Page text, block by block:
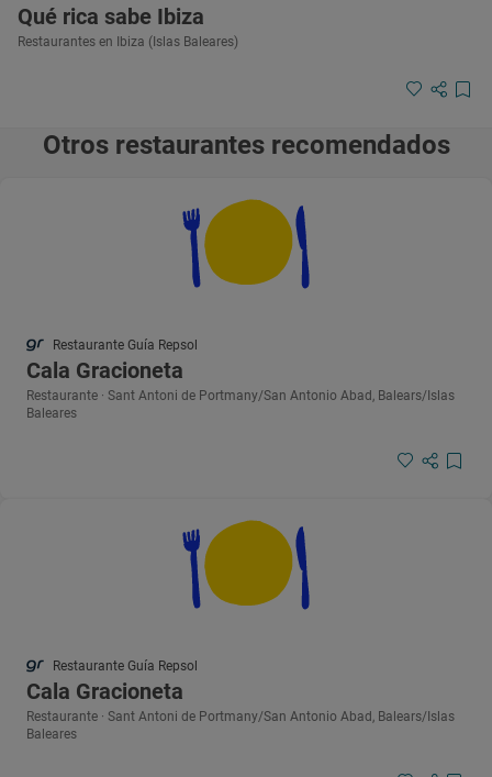
Qué rica sabe Ibiza
Restaurantes en Ibiza (Islas Baleares)
Otros restaurantes recomendados
Restaurante Guía Repsol
Cala Gracioneta
Restaurante · Sant Antoni de Portmany/San Antonio Abad, Balears/Islas
Baleares
Restaurante Guía Repsol
Cala Gracioneta
Restaurante · Sant Antoni de Portmany/San Antonio Abad, Balears/Islas
Baleares